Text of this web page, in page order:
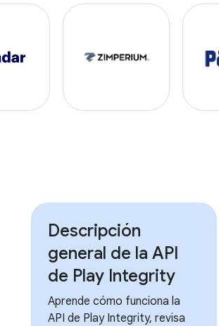
Descripción
general de la API
de Play Integrity
Aprende cómo funciona la
API de Play Integrity, revisa